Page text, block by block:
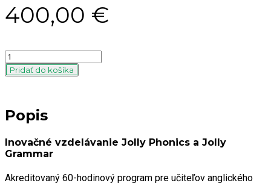
400,00 €
Quantity
Pridať do košíka
Popis
Inovačné vzdelávanie Jolly Phonics a Jolly
Grammar
Akreditovaný 60-hodinový program pre učiteľov anglického